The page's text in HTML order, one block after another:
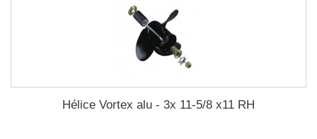
Hélice Vortex alu - 3x 11-5/8 x11 RH